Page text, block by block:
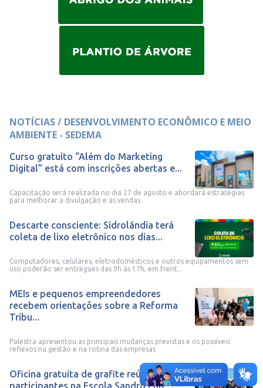
NOTÍCIAS / DESENVOLVIMENTO ECONÔMICO E MEIO
AMBIENTE - SEDEMA
Curso gratuito “Além do Marketing
Digital” está com inscrições abertas e...
Capacitação será realizada no dia 27 de agosto e abordará estratégias
para melhorar a divulgação e as vendas
Descarte consciente: Sidrolândia terá
coleta de lixo eletrônico nos dias...
Computadores, celulares, eletrodomésticos e outros equipamentos sem
uso poderão ser entregues das 9h às 17h, em frent...
MEIs e pequenos empreendedores
recebem orientações sobre a Reforma
Tribu...
Palestra apresentou as principais mudanças previstas e os possíveis
reflexos na gestão e na rotina das empresas
Oficina gratuita de grafite reúne
participantes na Escola Sandro Luiz